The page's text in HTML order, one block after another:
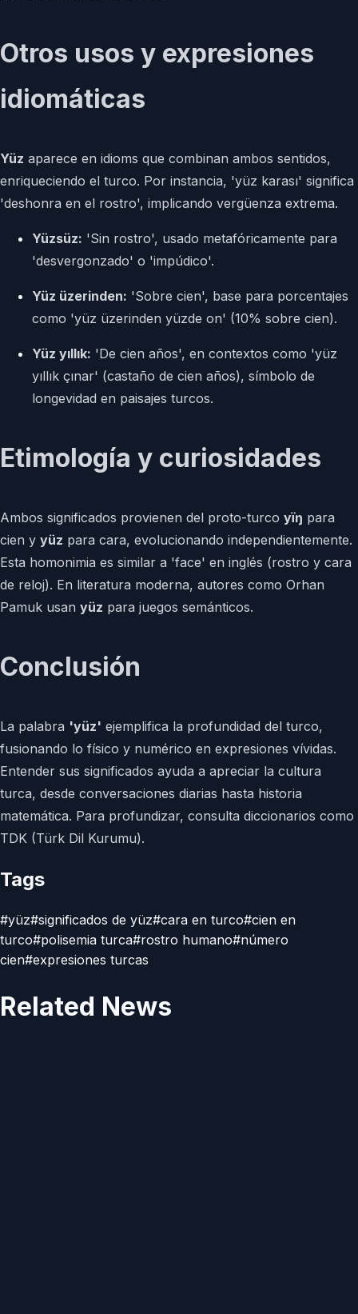
Otros usos y expresiones
idiomáticas
Yüz aparece en idioms que combinan ambos sentidos,
enriqueciendo el turco. Por instancia, 'yüz karası' significa
'deshonra en el rostro', implicando vergüenza extrema.
Yüzsüz: 'Sin rostro', usado metafóricamente para
'desvergonzado' o 'impúdico'.
Yüz üzerinden: 'Sobre cien', base para porcentajes
como 'yüz üzerinden yüzde on' (10% sobre cien).
Yüz yıllık: 'De cien años', en contextos como 'yüz
yıllık çınar' (castaño de cien años), símbolo de
longevidad en paisajes turcos.
Etimología y curiosidades
Ambos significados provienen del proto-turco yïŋ para
cien y yüz para cara, evolucionando independientemente.
Esta homonimia es similar a 'face' en inglés (rostro y cara
de reloj). En literatura moderna, autores como Orhan
Pamuk usan yüz para juegos semánticos.
Conclusión
La palabra 'yüz' ejemplifica la profundidad del turco,
fusionando lo físico y numérico en expresiones vívidas.
Entender sus significados ayuda a apreciar la cultura
turca, desde conversaciones diarias hasta historia
matemática. Para profundizar, consulta diccionarios como
TDK (Türk Dil Kurumu).
Tags
#yüz#significados de yüz#cara en turco#cien en
turco#polisemia turca#rostro humano#número
cien#expresiones turcas
Related News